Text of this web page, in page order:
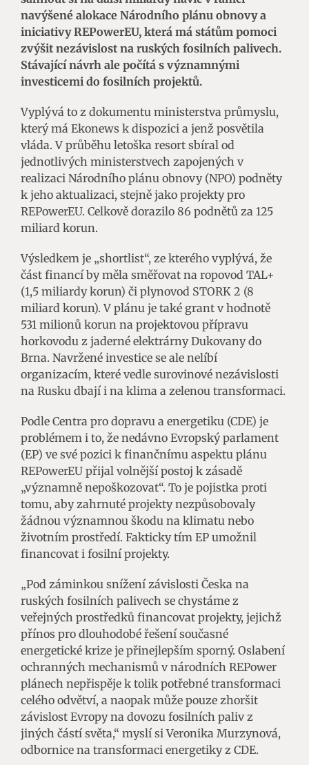
navýšené alokace Národního plánu obnovy a
iniciativy REPowerEU, která má státům pomoci
zvýšit nezávislost na ruských fosilních palivech.
Stávající návrh ale počítá s významnými
investicemi do fosilních projektů.
Vyplývá to z dokumentu ministerstva průmyslu,
který má Ekonews k dispozici a jenž posvětila
vláda. V průběhu letoška resort sbíral od
jednotlivých ministerstvech zapojených v
realizaci Národního plánu obnovy (NPO) podněty
k jeho aktualizaci, stejně jako projekty pro
REPowerEU. Celkově dorazilo 86 podnětů za 125
miliard korun.
Výsledkem je „shortlist“, ze kterého vyplývá, že
část financí by měla směřovat na ropovod TAL+
(1,5 miliardy korun) či plynovod STORK 2 (8
miliard korun). V plánu je také grant v hodnotě
531 milionů korun na projektovou přípravu
horkovodu z jaderné elektrárny Dukovany do
Brna. Navržené investice se ale nelíbí
organizacím, které vedle surovinové nezávislosti
na Rusku dbají i na klima a zelenou transformaci.
Podle Centra pro dopravu a energetiku (CDE) je
problémem i to, že nedávno Evropský parlament
(EP) ve své pozici k finančnímu aspektu plánu
REPowerEU přijal volnější postoj k zásadě
„významně nepoškozovat“. To je pojistka proti
tomu, aby zahrnuté projekty nezpůsobovaly
žádnou významnou škodu na klimatu nebo
životním prostředí. Fakticky tím EP umožnil
financovat i fosilní projekty.
„Pod záminkou snížení závislosti Česka na
ruských fosilních palivech se chystáme z
veřejných prostředků financovat projekty, jejichž
přínos pro dlouhodobé řešení současné
energetické krize je přinejlepším sporný. Oslabení
ochranných mechanismů v národních REPower
plánech nepřispěje k tolik potřebné transformaci
celého odvětví, a naopak může pouze zhoršit
závislost Evropy na dovozu fosilních paliv z
jiných částí světa,“ myslí si Veronika Murzynová,
odbornice na transformaci energetiky z CDE.